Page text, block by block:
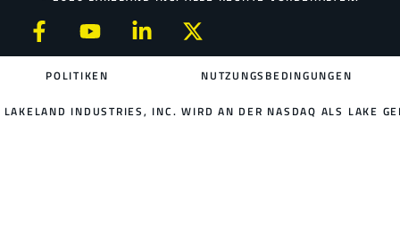
POLITIKEN NUTZUNGSBEDINGUNGEN
LAKELAND INDUSTRIES, INC. WIRD AN DER NASDAQ ALS LAKE